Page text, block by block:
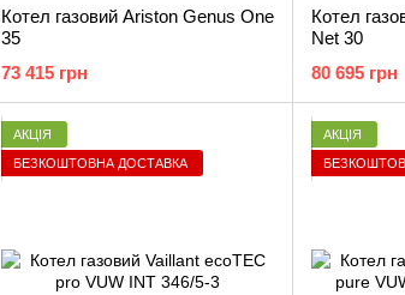
Котел газовий Ariston Genus One
35
73 415 грн
Котел
Net 30
80 695 грн
АКЦІЯ
БЕЗКОШТОВНА ДОСТАВКА
АКЦІЯ